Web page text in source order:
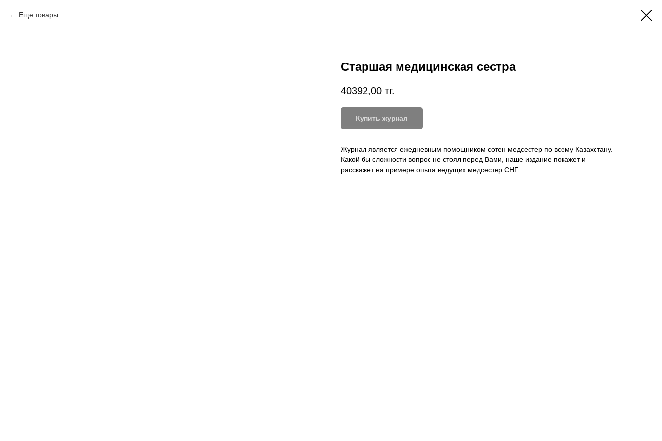
Еще товары
Старшая медицинская сестра
40392,00 тг.
Купить журнал
Журнал является ежедневным помощником сотен медсестер по всему Казахстану.
Какой бы сложности вопрос не стоял перед Вами, наше издание покажет и
расскажет на примере опыта ведущих медсестер СНГ.